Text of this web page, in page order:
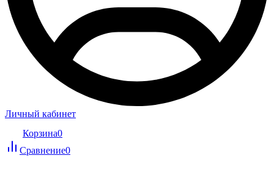
Личный кабинет
Корзина0
Сравнение0